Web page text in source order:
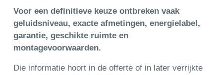
Voor een definitieve keuze ontbreken vaak
geluidsniveau, exacte afmetingen, energielabel,
garantie, geschikte ruimte en
montagevoorwaarden.
Die informatie hoort in de offerte of in later verrijkte